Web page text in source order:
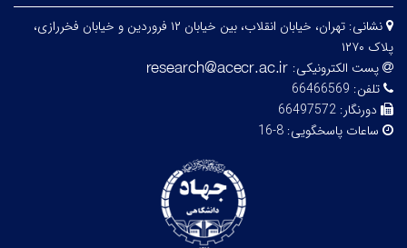
نشانی:
تهران، خیابان انقلاب، بین خیابان ۱۲ فروردین و خیابان فخررازی،
پلاک ۱۲۷۰
پست الکترونیکی:
تلفن: 66466569
دورنگار: 66497572
ساعات پاسخگویی: 8-16